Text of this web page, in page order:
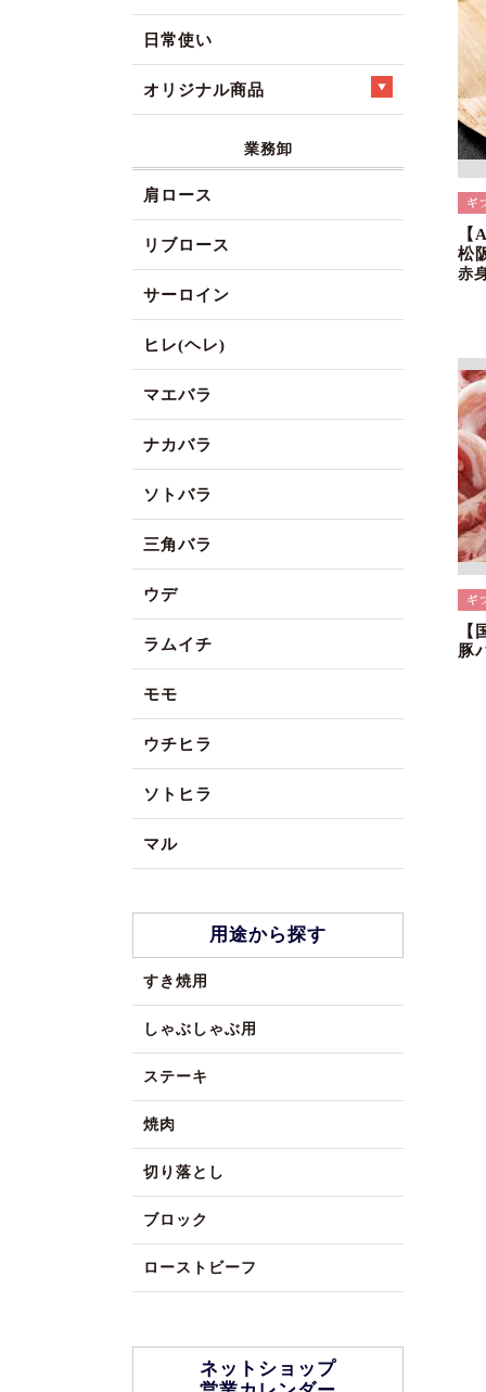
【
松
赤
【
豚
日常使い
オリジナル商品
業務卸
肩ロース
リブロース
サーロイン
ヒレ(ヘレ)
マエバラ
ナカバラ
ソトバラ
三角バラ
ウデ
ラムイチ
モモ
ウチヒラ
ソトヒラ
マル
用途から探す
すき焼用
しゃぶしゃぶ用
ステーキ
焼肉
切り落とし
ブロック
ローストビーフ
ネットショップ